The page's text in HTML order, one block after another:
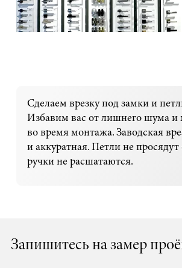
Сделаем врезку под замки и
Избавим вас от лишнего шума и
во время монтажа. Заводская
и аккуратная. Петли не
ручки не расшатаются.
Запишитесь на замер